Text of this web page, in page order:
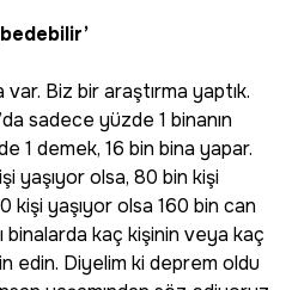
var. Biz bir araştırma yaptık.
sadece yüzde 1 binanın
1 demek, 16 bin bina yapar.
yaşıyor olsa, 80 bin kişi
kişi yaşıyor olsa 160 bin can
binalarda kaç kişinin veya kaç
edin. Diyelim ki deprem oldu